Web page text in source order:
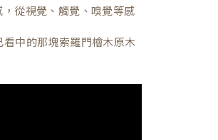
從視覺、觸覺、嗅覺等感
中的那塊索羅門檜木原木